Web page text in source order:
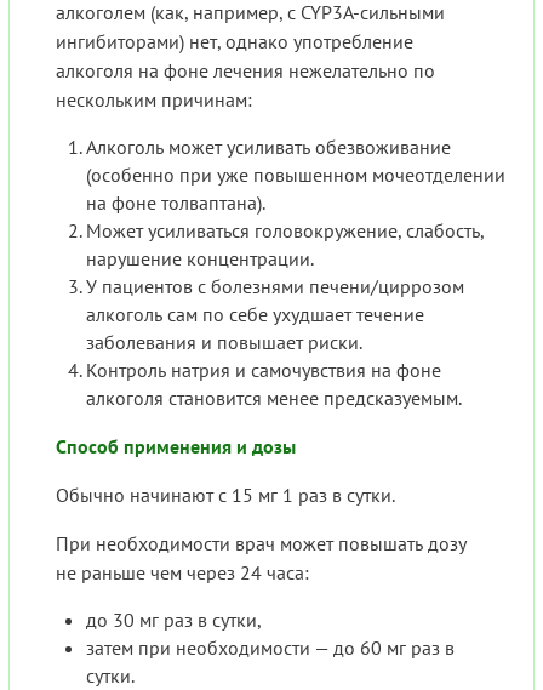
алкоголем (как, например, с CYP3A-сильными
ингибиторами) нет, однако употребление
алкоголя на фоне лечения нежелательно по
нескольким причинам:
Алкоголь может усиливать обезвоживание
(особенно при уже повышенном мочеотделении
на фоне толваптана).
Может усиливаться головокружение, слабость,
нарушение концентрации.
У пациентов с болезнями печени/циррозом
алкоголь сам по себе ухудшает течение
заболевания и повышает риски.
Контроль натрия и самочувствия на фоне
алкоголя становится менее предсказуемым.
Способ применения и дозы
Обычно начинают с 15 мг 1 раз в сутки.
При необходимости врач может повышать дозу
не раньше чем через 24 часа:
до 30 мг раз в сутки,
затем при необходимости — до 60 мг раз в
сутки.